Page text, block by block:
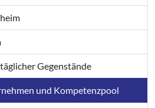
Gegenstände
und Kompetenzpool